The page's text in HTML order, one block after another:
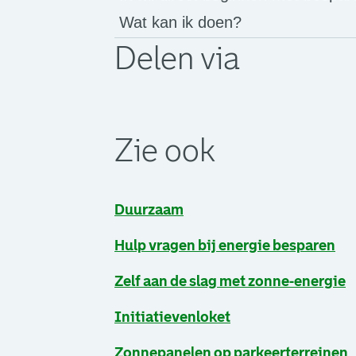
Wat kan ik doen?
Delen via
Zie ook
Duurzaam
Hulp vragen bij energie besparen
Zelf aan de slag met zonne-energie
Initiatievenloket